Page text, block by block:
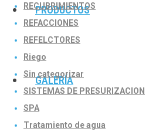
PRODUCTOS
GALERÍA
RECUBRIMIENTOS
REFACCIONES
REFELCTORES
Riego
Sin categorizar
SISTEMAS DE PRESURIZACION
SPA
Tratamiento de agua